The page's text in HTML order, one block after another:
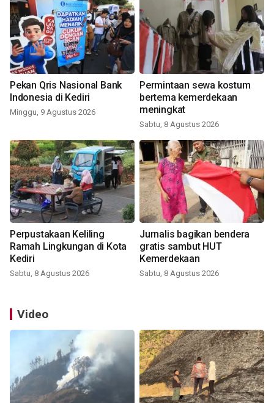
Pekan Qris Nasional Bank
Indonesia di Kediri
Minggu, 9 Agustus 2026
Permintaan sewa kostum
bertema kemerdekaan
meningkat
Sabtu, 8 Agustus 2026
Perpustakaan Keliling
Ramah Lingkungan di Kota
Kediri
Sabtu, 8 Agustus 2026
Jurnalis bagikan bendera
gratis sambut HUT
Kemerdekaan
Sabtu, 8 Agustus 2026
Video